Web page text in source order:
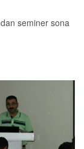
seminer sona